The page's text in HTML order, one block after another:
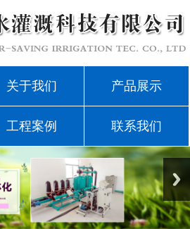
关于我们 产品展示
工程案例 联系我们